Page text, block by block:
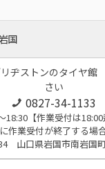
国
ヂストンのタイヤ
さい
0827-34-1133
18:30【作業受付は
作業受付が終了する場
山口県岩国市南岩国